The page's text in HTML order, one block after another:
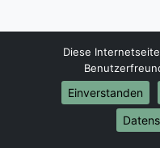
Europa-Umzüge
Umzug von Esslingen
Diese
Einverstanden